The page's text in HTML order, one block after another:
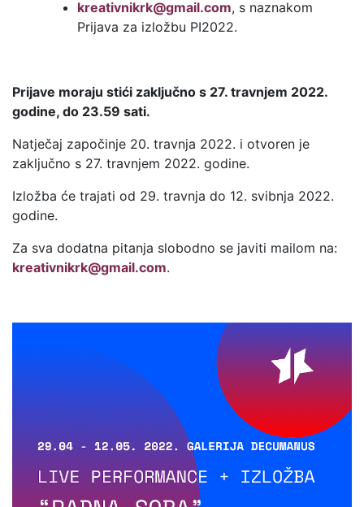
kreativnikrk@gmail.com, s naznakom
Prijava za izložbu PI2022.
Prijave moraju stići zaključno s 27. travnjem 2022.
godine, do 23.59 sati.
Natječaj započinje 20. travnja 2022. i otvoren je
zaključno s 27. travnjem 2022. godine.
Izložba će trajati od 29. travnja do 12. svibnja 2022.
godine.
Za sva dodatna pitanja slobodno se javiti mailom na:
kreativnikrk@gmail.com.